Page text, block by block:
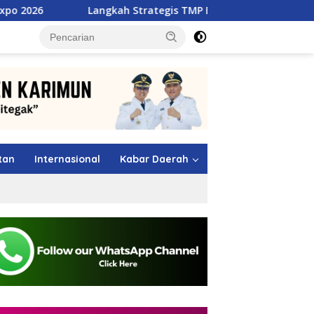
Langkah Strategis TMP Batam, Dari Jawara MSL 2026
Internasional Kabar Daerah